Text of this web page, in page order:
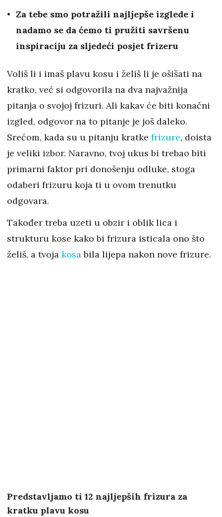
Za tebe smo potražili najljepše izglede i
nadamo se da ćemo ti pružiti savršenu
inspiraciju za sljedeći posjet frizeru
Voliš li i imaš plavu kosu i želiš li je ošišati na
kratko, već si odgovorila na dva najvažnija
pitanja o svojoj frizuri. Ali kakav će biti konačni
izgled, odgovor na to pitanje je još daleko.
Srećom, kada su u pitanju kratke frizure, doista
je veliki izbor. Naravno, tvoj ukus bi trebao biti
primarni faktor pri donošenju odluke, stoga
odaberi frizuru koja ti u ovom trenutku
odgovara.
Također treba uzeti u obzir i oblik lica i
strukturu kose kako bi frizura isticala ono što
želiš, a tvoja kosabila lijepa nakon nove frizure.
Predstavljamo ti 12 najljepših frizura za
kratku plavu kosu